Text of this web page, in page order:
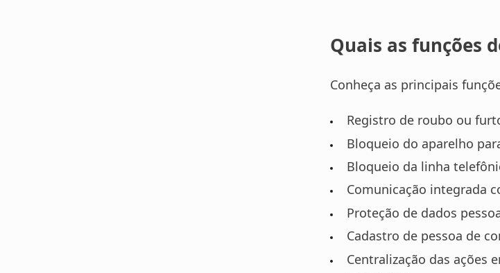
Quais as funções
Conheça as principais
Registro de roubo ou
Bloqueio do aparelho
Bloqueio da linha
Comunicação integrada
Proteção de dados
Cadastro de pessoa de
Centralização das ações